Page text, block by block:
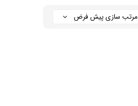
مرتب سازی پیش فرض